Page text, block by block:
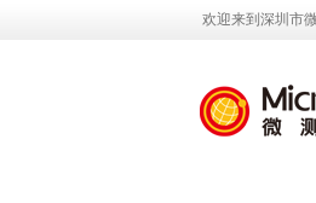
欢迎来到深圳市